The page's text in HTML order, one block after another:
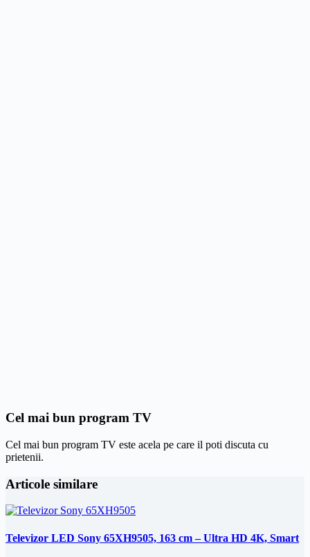
Cel mai bun program TV
Cel mai bun program TV este acela pe care il poti discuta cu
prietenii.
Articole similare
Televizor LED Sony 65XH9505, 163 cm – Ultra HD 4K, Smart